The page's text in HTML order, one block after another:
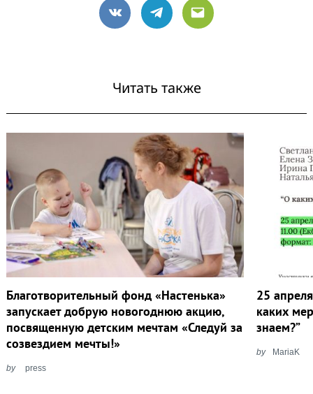
VK Telegram
Email
Читать также
Благотворительный фонд «Настенька»
запускает добрую новогоднюю акцию,
посвященную детским мечтам «Следуй за
созвездием мечты!»
by press
25
каких
знаем?”
by MariaK